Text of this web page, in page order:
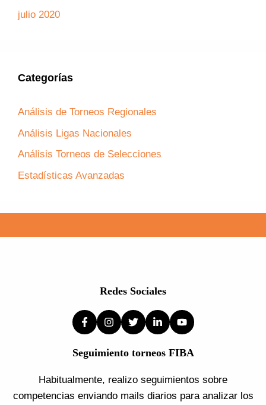
julio 2020
Categorías
Análisis de Torneos Regionales
Análisis Ligas Nacionales
Análisis Torneos de Selecciones
Estadísticas Avanzadas
Redes Sociales
Seguimiento torneos FIBA
Habitualmente, realizo seguimientos sobre
competencias enviando mails diarios para analizar los